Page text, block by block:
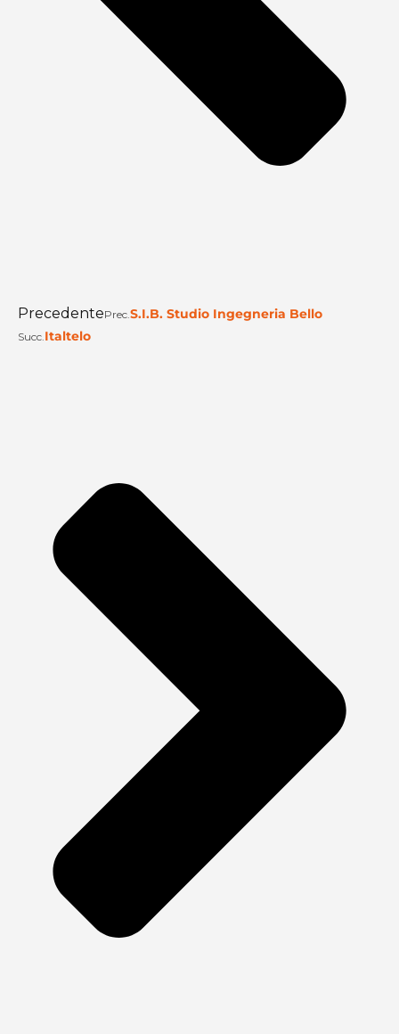
PrecedentePrec.S.I.B. Studio Ingegneria Bello
Succ.Italtelo